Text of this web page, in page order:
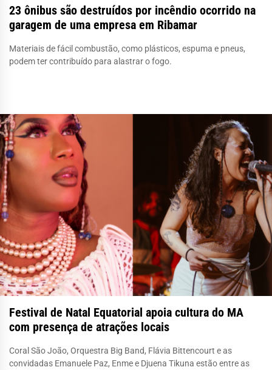
23 ônibus são destruídos por incêndio ocorrido na
garagem de uma empresa em Ribamar
Materiais de fácil combustão, como plásticos, espuma e pneus,
podem ter contribuído para alastrar o fogo.
Festival de Natal Equatorial apoia cultura do MA
com presença de atrações locais
Coral São João, Orquestra Big Band, Flávia Bittencourt e as
convidadas Emanuele Paz, Enme e Djuena Tikuna estão entre as